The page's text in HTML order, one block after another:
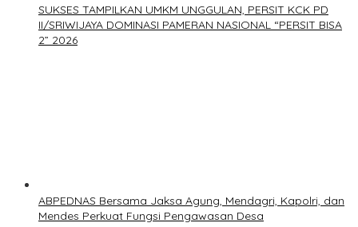
SUKSES TAMPILKAN UMKM UNGGULAN, PERSIT KCK PD
II/SRIWIJAYA DOMINASI PAMERAN NASIONAL “PERSIT BISA
2” 2026
ABPEDNAS Bersama Jaksa Agung, Mendagri, Kapolri, dan
Mendes Perkuat Fungsi Pengawasan Desa